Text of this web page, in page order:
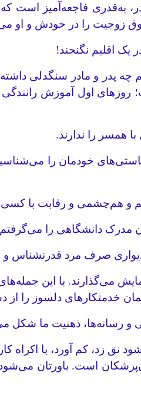
فاجعه‌آمیز است که
زوجیت را در خودش و او
یک اقلیم نگنجند!
چه پدر و مادر سنگدلی
اول آموزش رانندگی را
همسر را ندارند.
کاستی‌های خودمان را
و هم‌چشمی و رقابت با کسی
مدرک دانشگاهی را
صرف مرد قدرنشناس
می‌گذارند. با این جمله‌های
همان خدمتکارهای دلسوز را
و رسانه‌ها، ذهنیت ما شکل
زد، کم آورد، با اکراه
است. باورتان می‌شود